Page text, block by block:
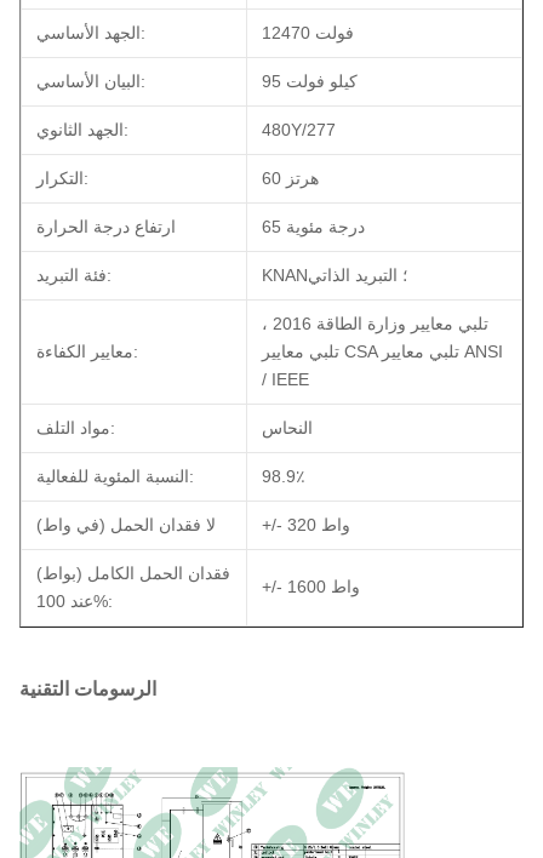
الجهد الأساسي: 12470 فولت
البيان الأساسي: 95 كيلو فولت
الجهد الثانوي: 480Y/277
التكرار: 60 هرتز
ارتفاع درجة الحرارة 65 درجة مئوية
فئة التبريد: KNAN؛ التبريد الذاتي
معايير الكفاءة:
تلبي معايير وزارة الطاقة 2016 ،
تلبي معايير CSA تلبي معايير ANSI
/ IEEE
مواد التلف: النحاس
النسبة المئوية للفعالية: 98.9٪
لا فقدان الحمل (في واط) +/- 320 واط
فقدان الحمل الكامل (بواط)
عند 100%:
+/- 1600 واط
الرسومات التقنية